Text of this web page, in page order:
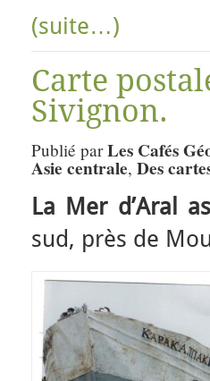
(suite…)
Carte
Sivignon.
Publié parLes Cafés
Asie centrale, Des
La Mer d’Aral
sud, près de